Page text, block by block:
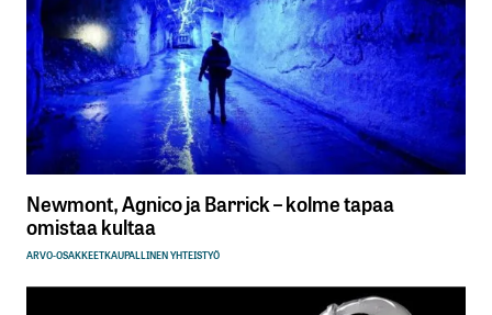
Newmont, Agnico ja Barrick – kolme tapaa
omistaa kultaa
ARVO-OSAKKEETKAUPALLINEN YHTEISTYÖ